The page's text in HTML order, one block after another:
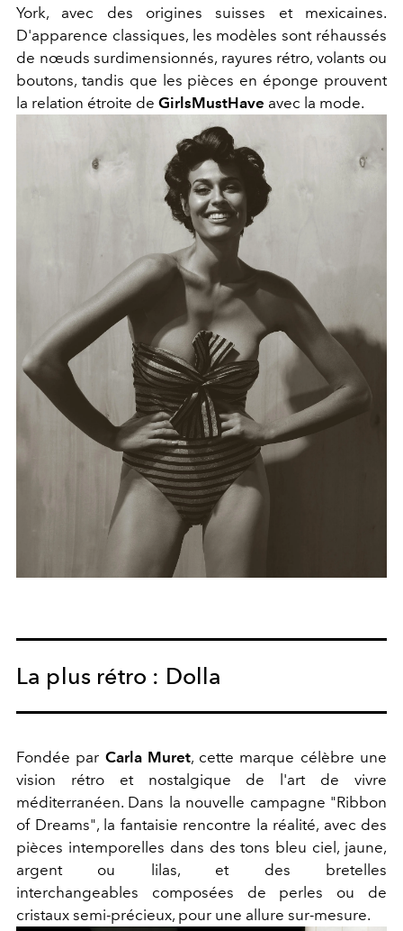
York, avec des origines suisses et mexicaines.
D'apparence classiques, les modèles sont réhaussés
de nœuds surdimensionnés, rayures rétro, volants ou
boutons, tandis que les pièces en éponge prouvent
la relation étroite de GirlsMustHave avec la mode.
La plus rétro : Dolla
Fondée par Carla Muret, cette marque célèbre une
vision rétro et nostalgique de l'art de vivre
méditerranéen. Dans la nouvelle campagne "Ribbon
of Dreams", la fantaisie rencontre la réalité, avec des
pièces intemporelles dans des tons bleu ciel, jaune,
argent ou lilas, et des bretelles
interchangeables
composées de perles ou de
cristaux semi-précieux, pour une allure sur-mesure.